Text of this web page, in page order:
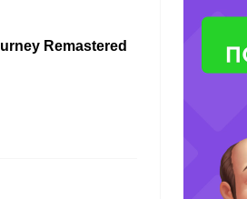
Remastered